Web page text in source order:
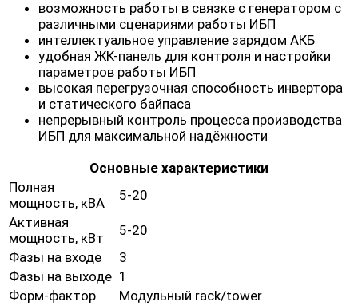
возможность работы в связке с генератором с
различными сценариями работы ИБП
интеллектуальное управление зарядом АКБ
удобная ЖК-панель для контроля и настройки
параметров работы ИБП
высокая перегрузочная способность инвертора
и статического байпаса
непрерывный контроль процесса производства
ИБП для максимальной надёжности
Основные характеристики
Полная
мощность, кВА
5-20
Активная
мощность, кВт
5-20
Фазы на входе
3
Фазы на выходе 1
Форм-фактор
Модульный rack/tower